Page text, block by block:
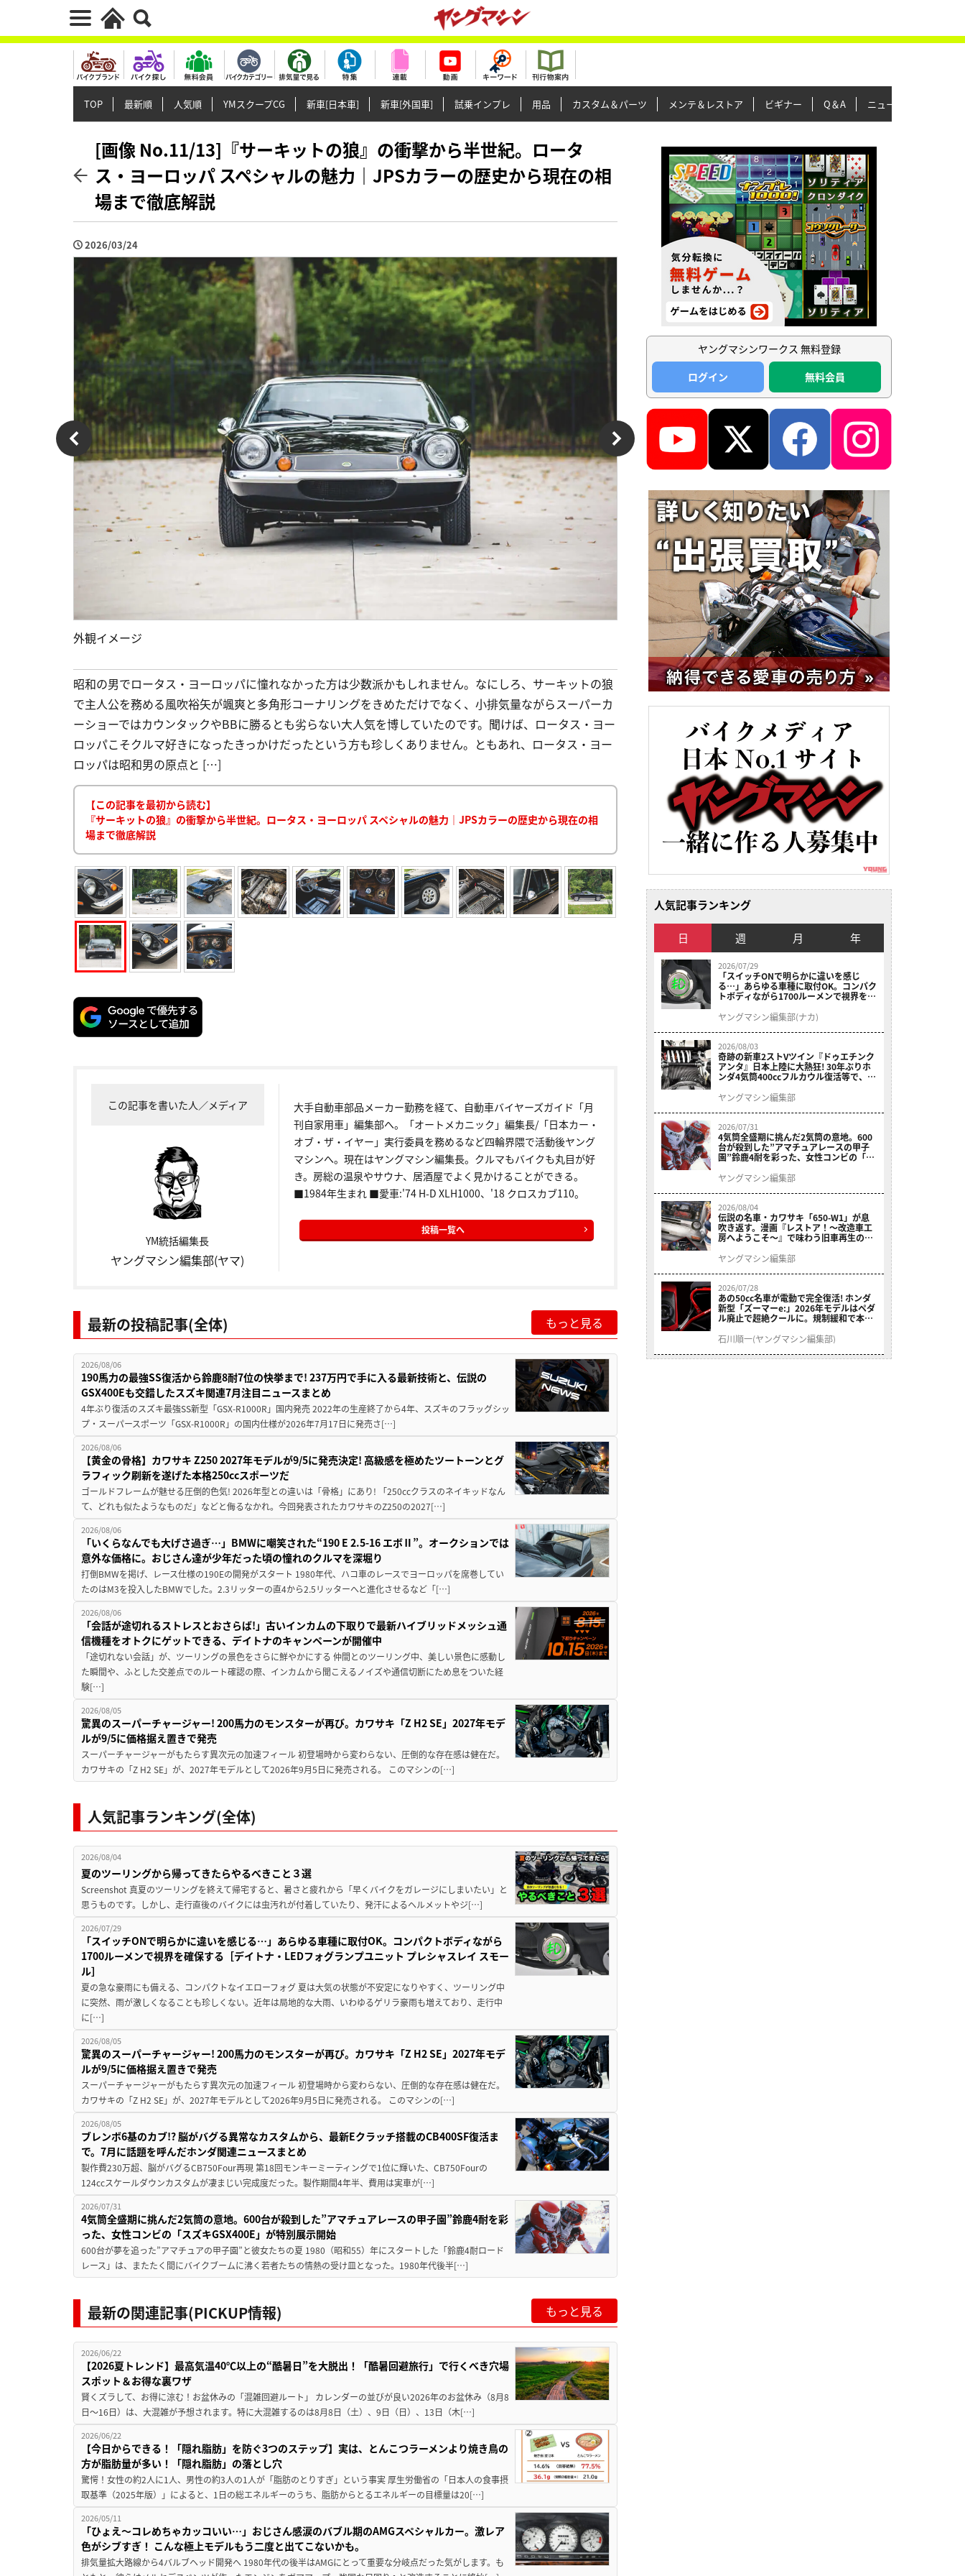
TOP 最新順 人気順 YMスクープCG 新車[日本車] 新車[外国車] 試乗インプレ 用品 カスタム＆パーツ メンテ＆レストア ビギナー Q＆A ニュース＆トピックス
[画像 No.11/13]『サーキットの狼』の衝撃から半世紀。ロータ
ス・ヨーロッパ スペシャルの魅力｜JPSカラーの歴史から現在の相
場まで徹底解説
2026/03/24
外観イメージ
昭和の男でロータス・ヨーロッパに憧れなかった方は少数派かもしれません。なにしろ、サーキットの狼
で主人公を務める風吹裕矢が颯爽と多角形コーナリングをきめただけでなく、小排気量ながらスーパーカ
ーショーではカウンタックやBBに勝るとも劣らない大人気を博していたのです。聞けば、ロータス・ヨー
ロッパこそクルマ好きになったきっかけだったという方も珍しくありません。ともあれ、ロータス・ヨー
ロッパは昭和男の原点と […]
【この記事を最初から読む】
『サーキットの狼』の衝撃から半世紀。ロータス・ヨーロッパ スペシャルの魅力｜JPSカラーの歴史から現在の相
場まで徹底解説
この記事を書いた人／メディア
YM統括編集長
ヤングマシン編集部(ヤマ)
大手自動車部品メーカー勤務を経て、自動車バイヤーズガイド「月
刊自家用車」編集部へ。「オートメカニック」編集長/「日本カー・
オブ・ザ・イヤー」実行委員を務めるなど四輪界隈で活動後ヤング
マシンへ。現在はヤングマシン編集長。クルマもバイクも丸目が好
き。房総の温泉やサウナ、居酒屋でよく見かけることができる。
■1984年生まれ ■愛車:'74 H-D XLH1000、'18 クロスカブ110。
投稿一覧へ
最新の投稿記事(全体) もっと見る
2026/08/06
190馬力の最強SS復活から鈴鹿8耐7位の快挙まで! 237万円で手に入る最新技術と、伝説の
GSX400Eも交錯したスズキ関連7月注目ニュースまとめ
4年ぶり復活のスズキ最強SS新型「GSX-R1000R」国内発売 2022年の生産終了から4年、スズキのフラッグシッ
プ・スーパースポーツ「GSX-R1000R」の国内仕様が2026年7月17日に発売さ[…]
2026/08/06
【黄金の骨格】カワサキ Z250 2027年モデルが9/5に発売決定! 高級感を極めたツートーンとグ
ラフィック刷新を遂げた本格250ccスポーツだ
ゴールドフレームが魅せる圧倒的色気! 2026年型との違いは「骨格」にあり! 「250ccクラスのネイキッドなん
て、どれも似たようなものだ」などと侮るなかれ。今回発表されたカワサキのZ250の2027[…]
2026/08/06
「いくらなんでも大げさ過ぎ…」BMWに嘲笑された“190 E 2.5-16 エボⅡ”。オークションでは
意外な価格に。おじさん達が少年だった頃の憧れのクルマを深堀り
打倒BMWを掲げ、レース仕様の190Eの開発がスタート 1980年代、ハコ車のレースでヨーロッパを席巻してい
たのはM3を投入したBMWでした。2.3リッターの直4から2.5リッターへと進化させるなど「[…]
2026/08/06
「会話が途切れるストレスとおさらば!」古いインカムの下取りで最新ハイブリッドメッシュ通
信機種をオトクにゲットできる、デイトナのキャンペーンが開催中
「途切れない会話」が、ツーリングの景色をさらに鮮やかにする 仲間とのツーリング中、美しい景色に感動し
た瞬間や、ふとした交差点でのルート確認の際、インカムから聞こえるノイズや通信切断にため息をついた経
験[…]
2026/08/05
驚異のスーパーチャージャー! 200馬力のモンスターが再び。カワサキ「Z H2 SE」2027年モデ
ルが9/5に価格据え置きで発売
スーパーチャージャーがもたらす異次元の加速フィール 初登場時から変わらない、圧倒的な存在感は健在だ。
カワサキの「Z H2 SE」が、2027年モデルとして2026年9月5日に発売される。 このマシンの[…]
人気記事ランキング(全体)
2026/08/04
夏のツーリングから帰ってきたらやるべきこと３選
Screenshot 真夏のツーリングを終えて帰宅すると、暑さと疲れから「早くバイクをガレージにしまいたい」と
思うものです。しかし、走行直後のバイクには虫汚れが付着していたり、発汗によるヘルメットやジ[…]
2026/07/29
「スイッチONで明らかに違いを感じる…」あらゆる車種に取付OK。コンパクトボディながら
1700ルーメンで視界を確保する［デイトナ・LEDフォグランプユニット プレシャスレイ スモー
ル］
夏の急な豪雨にも備える、コンパクトなイエローフォグ 夏は大気の状態が不安定になりやすく、ツーリング中
に突然、雨が激しくなることも珍しくない。近年は局地的な大雨、いわゆるゲリラ豪雨も増えており、走行中
に[…]
2026/08/05
驚異のスーパーチャージャー! 200馬力のモンスターが再び。カワサキ「Z H2 SE」2027年モデ
ルが9/5に価格据え置きで発売
スーパーチャージャーがもたらす異次元の加速フィール 初登場時から変わらない、圧倒的な存在感は健在だ。
カワサキの「Z H2 SE」が、2027年モデルとして2026年9月5日に発売される。 このマシンの[…]
2026/08/05
ブレンボ6基のカブ!? 脳がバグる異常なカスタムから、最新Eクラッチ搭載のCB400SF復活ま
で。7月に話題を呼んだホンダ関連ニュースまとめ
製作費230万超、脳がバグるCB750Four再現 第18回モンキーミーティングで1位に輝いた、CB750Fourの
124ccスケールダウンカスタムが凄まじい完成度だった。製作期間4年半、費用は実車が[…]
2026/07/31
4気筒全盛期に挑んだ2気筒の意地。600台が殺到した”アマチュアレースの甲子園”鈴鹿4耐を彩
った、女性コンビの「スズキGSX400E」が特別展示開始
600台が夢を追った”アマチュアの甲子園”と彼女たちの夏 1980（昭和55）年にスタートした「鈴鹿4耐ロード
レース」は、またたく間にバイクブームに沸く若者たちの情熱の受け皿となった。1980年代後半[…]
最新の関連記事(PICKUP情報) もっと見る
2026/06/22
【2026夏トレンド】最高気温40℃以上の“酷暑日”を大脱出！「酷暑回避旅行」で行くべき穴場
スポット＆お得な裏ワザ
賢くズラして、お得に涼む！お盆休みの「混雑回避ルート」 カレンダーの並びが良い2026年のお盆休み（8月8
日〜16日）は、大混雑が予想されます。特に大混雑するのは8月8日（土）、9日（日）、13日（木[…]
2026/06/22
【今日からできる！「隠れ脂肪」を防ぐ3つのステップ】実は、とんこつラーメンより焼き鳥の
方が脂肪量が多い！「隠れ脂肪」の落とし穴
驚愕！女性の約2人に1人、男性の約3人の1人が「脂肪のとりすぎ」という事実 厚生労働省の「日本人の食事摂
取基準（2025年版）」によると、1日の総エネルギーのうち、脂肪からとるエネルギーの目標量は20[…]
2026/05/11
「ひょえ〜コレめちゃカッコいい…」おじさん感涙のバブル期のAMGスペシャルカー。激レア
色がシブすぎ！ こんな極上モデルもう二度と出てこないかも。
排気量拡大路線から4バルブヘッド開発へ 1980年代の後半はAMGにとって重要な分岐点だった気がします。も
ヤングマシンワークス 無料登録
ログイン
無料会員
人気記事ランキング
日 週 月 年
2026/07/29
「スイッチONで明らかに違いを感じ
る…」あらゆる車種に取付OK。コンパク
トボディながら1700ルーメンで視界を確
ニット プレシャスレイ スモール］
ヤングマシン編集部(ナカ)
2026/08/03
奇跡の新車2ストVツイン『ドゥエチンク
アンタ』日本上陸に大熱狂! 30年ぶりホ
ンダ4気筒400ccフルカウル復活等で、ロ
ニュース振り返り】
ヤングマシン編集部
2026/07/31
4気筒全盛期に挑んだ2気筒の意地。600
台が殺到した”アマチュアレースの甲子
園”鈴鹿4耐を彩った、女性コンビの「ス
ヤングマシン編集部
2026/08/04
伝説の名車・カワサキ「650-W1」が息
吹き返す。漫画『レストア！～改造車工
房へようこそ～』で味わう旧車再生のロ
ヤングマシン編集部
2026/07/28
あの50cc名車が電動で完全復活! ホンダ
新型「ズーマーe:」2026年モデルはペダ
ル廃止で超絶クールに。規制緩和で本来
石川順一(ヤングマシン編集部)